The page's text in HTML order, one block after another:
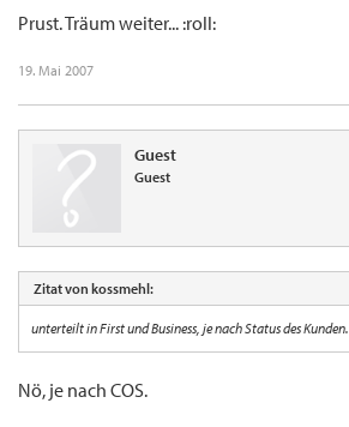
Prust. Träum weiter... :roll:
19. Mai 2007
Guest
Guest
Zitat von kossmehl:
unterteilt in First und Business, je nach Status des Kunden.
Nö, je nach COS.